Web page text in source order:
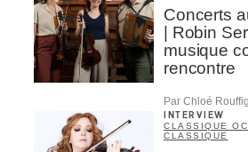
Concerts
| Robin
musique
rencontre
Par Chloé
INTERVIEW
CLASSIQUE
CLASSIQUE